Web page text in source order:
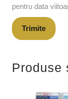
pentru data
Produse